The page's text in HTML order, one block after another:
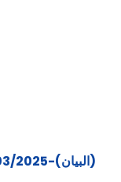
(البيان)-03/03/2025